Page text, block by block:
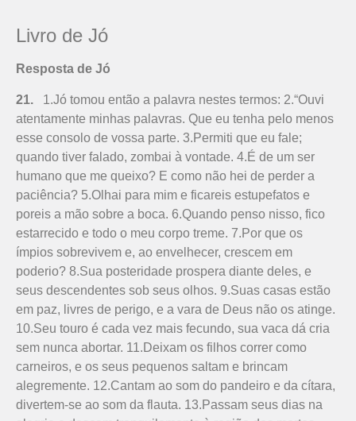
Livro de Jó
Resposta de Jó
21. 1.Jó tomou então a palavra nestes termos: 2.“Ouvi
atentamente minhas palavras. Que eu tenha pelo menos
esse consolo de vossa parte. 3.Permiti que eu fale;
quando tiver falado, zombai à vontade. 4.É de um ser
humano que me queixo? E como não hei de perder a
paciência? 5.Olhai para mim e ficareis estupefatos e
poreis a mão sobre a boca. 6.Quando penso nisso, fico
estarrecido e todo o meu corpo treme. 7.Por que os
ímpios sobrevivem e, ao envelhecer, crescem em
poderio? 8.Sua posteridade prospera diante deles, e
seus descendentes sob seus olhos. 9.Suas casas estão
em paz, livres de perigo, e a vara de Deus não os atinge.
10.Seu touro é cada vez mais fecundo, sua vaca dá cria
sem nunca abortar. 11.Deixam os filhos correr como
carneiros, e os seus pequenos saltam e brincam
alegremente. 12.Cantam ao som do pandeiro e da cítara,
divertem-se ao som da flauta. 13.Passam seus dias na